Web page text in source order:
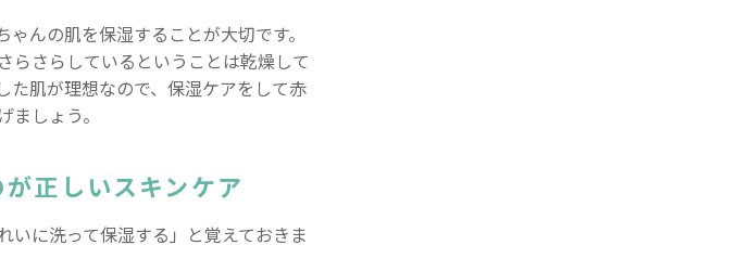
んの肌を保湿することが大切です。
らさらしているということは乾燥して
た肌が理想なので、保湿ケアをして赤
しょう。
が正しいスキンケア
いに洗って保湿する」と覚えておきま